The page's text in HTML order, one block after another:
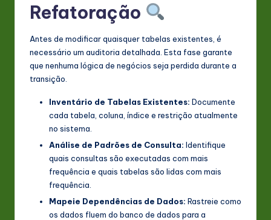
Refatoração
Antes de modificar quaisquer tabelas existentes, é
necessário um auditoria detalhada. Esta fase garante
que nenhuma lógica de negócios seja perdida durante a
transição.
Inventário de Tabelas Existentes: Documente
cada tabela, coluna, índice e restrição atualmente
no sistema.
Análise de Padrões de Consulta: Identifique
quais consultas são executadas com mais
frequência e quais tabelas são lidas com mais
frequência.
Mapeie Dependências de Dados: Rastreie como
os dados fluem do banco de dados para a